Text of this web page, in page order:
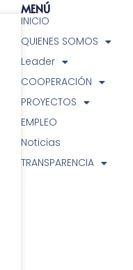
MENÚ
INICIO
QUIENES SOMOS
Leader
COOPERACIÓN
PROYECTOS
EMPLEO
Noticias
TRANSPARENCIA